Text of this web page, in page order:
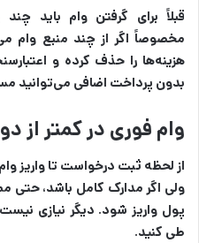
قبلاً برای گرفتن وام باید چند
مخصوصاً اگر از چند منبع وام
هزینه‌ها را حذف کرده و
بدون پرداخت اضافی می‌توانید
وام فوری در کمتر از
ولی اگر مدارک کامل باشد،
پول واریز شود. دیگر نیازی نیست
طی کنید.